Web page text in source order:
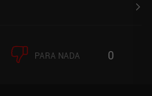
PARA NADA 0